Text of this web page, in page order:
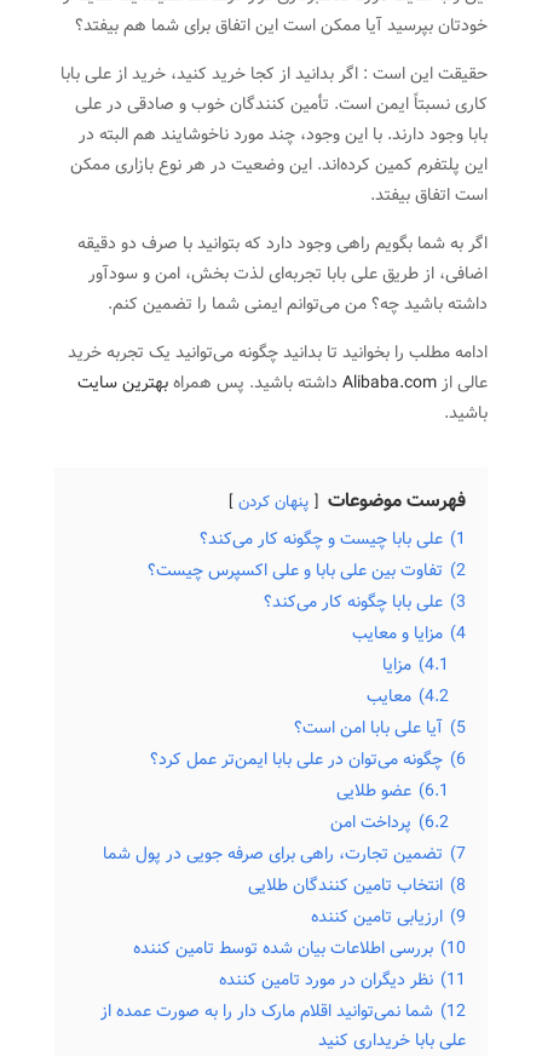
خودتان بپرسید آیا ممکن است این اتفاق برای شما هم بیفتد؟
حقیقت این است : اگر بدانید از کجا خرید کنید، خرید از علی بابا
کاری نسبتاً ایمن است. تأمین کنندگان خوب و صادقی در علی
بابا وجود دارند. با این وجود، چند مورد ناخوشایند هم البته در
این پلتفرم کمین کرده‌اند. این وضعیت در هر نوع بازاری ممکن
است اتفاق بیفتد.
اگر به شما بگویم راهی وجود دارد که بتوانید با صرف دو دقیقه
اضافی، از طریق علی بابا تجربه‌ای لذت بخش، امن و سودآور
داشته باشید چه؟ من می‌توانم ایمنی شما را تضمین کنم.
ادامه مطلب را بخوانید تا بدانید چگونه می‌توانید یک تجربه خرید
عالی از Alibaba.com داشته باشید. پس همراهبهترین سایت
باشید.
فهرست موضوعات پنهان کردن
1) علی بابا چیست و چگونه کار می‌کند؟
2) تفاوت بین علی بابا و علی اکسپرس چیست؟
3) علی بابا چگونه کار می‌کند؟
4) مزایا و معایب
4.1) مزایا
4.2) معایب
5) آیا علی بابا امن است؟
6) چگونه می‌توان در علی بابا ایمن‌تر عمل کرد؟
6.1) عضو طلایی
6.2) پرداخت امن
7) تضمین تجارت، راهی برای صرفه جویی در پول شما
8) انتخاب تامین کنندگان طلایی
9) ارزیابی تامین کننده
10) بررسی اطلاعات بیان شده توسط تامین کننده
11) نظر دیگران در مورد تامین کننده
12) شما نمی‌توانید اقلام مارک دار را به صورت عمده از
علی بابا خریداری کنید